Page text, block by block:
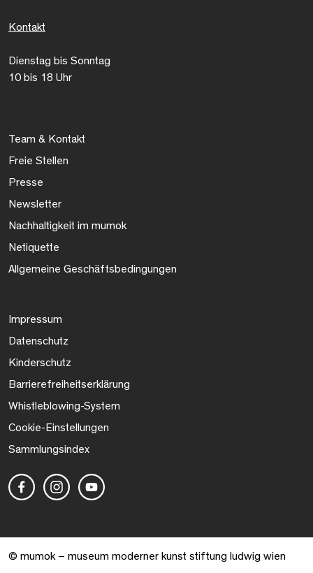
Kontakt
Dienstag bis Sonntag
10 bis 18 Uhr
Team & Kontakt
Freie Stellen
Presse
Newsletter
Nachhaltigkeit im mumok
Netiquette
Allgemeine Geschäftsbedingungen
Impressum
Datenschutz
Kinderschutz
Barrierefreiheitserklärung
Whistleblowing-System
Cookie-Einstellungen
Sammlungsindex
© mumok – museum moderner kunst stiftung ludwig wien